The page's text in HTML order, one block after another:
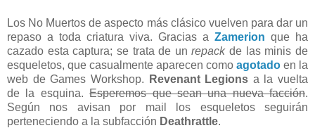
Los No Muertos de aspecto más clásico vuelven para dar un
repaso a toda criatura viva. Gracias a Zamerion que ha
cazado esta captura; se trata de unrepackde las minis de
esqueletos, que casualmente aparecen como agotado en la
web de Games Workshop.
Revenant Legions a la vuelta
de la esquina.Esperemos que sean una nueva facción.
Según nos avisan por mail los esqueletos seguirán
perteneciendo a la subfacción Deathrattle.